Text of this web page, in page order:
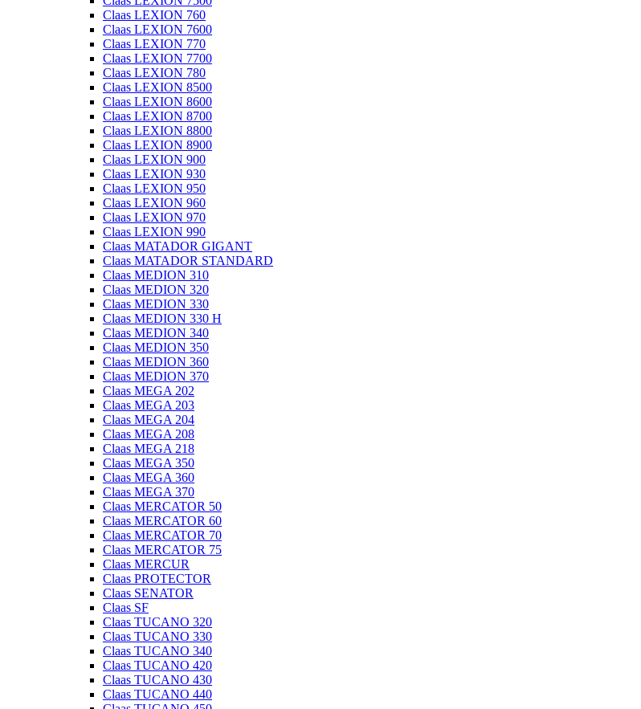
Claas LEXION 760
Claas LEXION 7600
Claas LEXION 770
Claas LEXION 7700
Claas LEXION 780
Claas LEXION 8500
Claas LEXION 8600
Claas LEXION 8700
Claas LEXION 8800
Claas LEXION 8900
Claas LEXION 900
Claas LEXION 930
Claas LEXION 950
Claas LEXION 960
Claas LEXION 970
Claas LEXION 990
Claas MATADOR GIGANT
Claas MATADOR STANDARD
Claas MEDION 310
Claas MEDION 320
Claas MEDION 330
Claas MEDION 330 H
Claas MEDION 340
Claas MEDION 350
Claas MEDION 360
Claas MEDION 370
Claas MEGA 202
Claas MEGA 203
Claas MEGA 204
Claas MEGA 208
Claas MEGA 218
Claas MEGA 350
Claas MEGA 360
Claas MEGA 370
Claas MERCATOR 50
Claas MERCATOR 60
Claas MERCATOR 70
Claas MERCATOR 75
Claas MERCUR
Claas PROTECTOR
Claas SENATOR
Claas SF
Claas TUCANO 320
Claas TUCANO 330
Claas TUCANO 340
Claas TUCANO 420
Claas TUCANO 430
Claas TUCANO 440